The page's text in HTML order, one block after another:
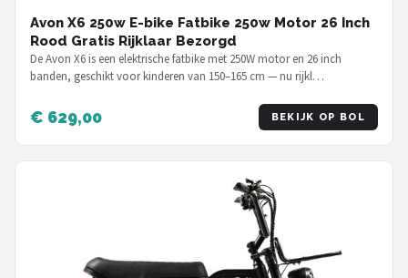
Avon X6 250w E-bike Fatbike 250w Motor 26 Inch
Rood Gratis Rijklaar Bezorgd
De Avon X6 is een elektrische fatbike met 250W motor en 26 inch
banden, geschikt voor kinderen van 150–165 cm — nu rijkl…
€ 629,00 BEKIJK OP BOL